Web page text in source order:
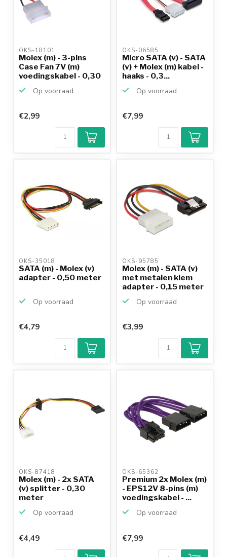
OKS-18101
Molex (m) - 3-pins
Case Fan 7V (m)
voedingskabel - 0,30
Op voorraad
€2,99
OKS-06585
Micro SATA (v) - SATA
(v) + Molex (m) kabel -
haaks - 0,3...
Op voorraad
€7,99
OKS-35018
SATA (m) - Molex (v)
adapter - 0,50 meter
Op voorraad
€4,79
OKS-95785
Molex (m) - SATA (v)
met metalen klem
adapter - 0,15 meter
Op voorraad
9,2/10
Achteraf
betalen mogelijk
€3,99
OKS-87418
Molex (m) - 2x SATA
(v) splitter - 0,30
meter
Op voorraad
€4,49
OKS-65362
Premium 2x Molex (m)
- EPS12V 8-pins (m)
voedingskabel - ...
Op voorraad
€7,99